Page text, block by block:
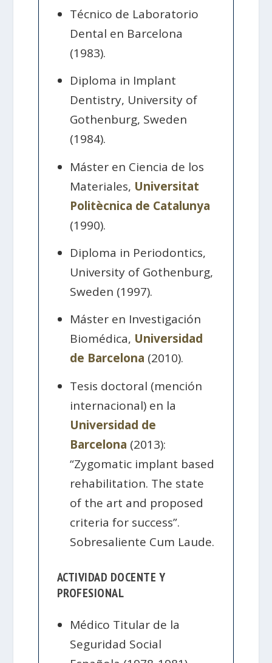
Técnico de Laboratorio
Dental en Barcelona
(1983).
Diploma in Implant
Dentistry, University of
Gothenburg, Sweden
(1984).
Máster en Ciencia de los
Materiales, Universitat
Politècnica de Catalunya
(1990).
Diploma in Periodontics,
University of Gothenburg,
Sweden (1997).
Máster en Investigación
Biomédica, Universidad
de Barcelona (2010).
Tesis doctoral (mención
internacional) en la
Universidad de
Barcelona (2013):
“Zygomatic implant based
rehabilitation. The state
of the art and proposed
criteria for success”.
Sobresaliente Cum Laude.
ACTIVIDAD DOCENTE Y
PROFESIONAL
Médico Titular de la
Seguridad Social